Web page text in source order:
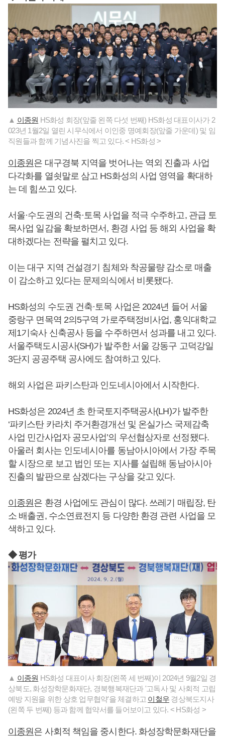
▲ 이종원 HS화성 회장(앞줄 왼쪽 다섯 번째) HS화성 대표이사가 2
023년 1월2일 열린 시무식에서 이인중 명예회장(앞줄 가운데) 및 임
직원들과 함께 기념사진을 찍고 있다. < HS화성 >
이종원은 대구경북 지역을 벗어나는 역외 진출과 사업
다각화를 열쇳말로 삼고 HS화성의 사업 영역을 확대하
는 데 힘쓰고 있다.
서울·수도권의 건축·토목 사업을 적극 수주하고, 관급 토
목사업 일감을 확보하면서, 환경 사업 등 해외 사업을 확
대하겠다는 전략을 펼치고 있다.
이는 대구 지역 건설경기 침체와 착공물량 감소로 매출
이 감소하고 있다는 문제의식에서 비롯됐다.
HS화성의 수도권 건축·토목 사업은 2024년 들어 서울
중랑구 면목역 2의5구역 가로주택정비사업, 홍익대학교
제1기숙사 신축공사 등을 수주하면서 성과를 내고 있다.
서울주택도시공사(SH)가 발주한 서울 강동구 고덕강일
3단지 공공주택 공사에도 참여하고 있다.
해외 사업은 파키스탄과 인도네시아에서 시작한다.
HS화성은 2024년 초 한국토지주택공사(LH)가 발주한
‘파키스탄 카라치 주거환경개선 및 온실가스 국제감축
사업 민간사업자 공모사업’의 우선협상자로 선정됐다.
아울러 회사는 인도네시아를 동남아시아에서 가장 주목
할 시장으로 보고 법인 또는 지사를 설립해 동남아시아
진출의 발판으로 삼겠다는 구상을 갖고 있다.
이종원은 환경 사업에도 관심이 많다. 쓰레기 매립장, 탄
소 배출권, 수소연료전지 등 다양한 환경 관련 사업을 모
색하고 있다.
◆ 평가
▲ 이종원 HS화성 대표이사 회장(왼쪽 세 번째)이 2024년 9월2일 경
상북도, 화성장학문화재단, 경북행복재단과 '고독사 및 사회적 고립
예방 지원을 위한 상호 업무협약'을 체결하고 이철우 경상북도지사
(왼쪽 두 번째) 등과 함께 협약서를 들어보이고 있다. < HS화성 >
이종원은 사회적 책임을 중시한다. 화성장학문화재단을